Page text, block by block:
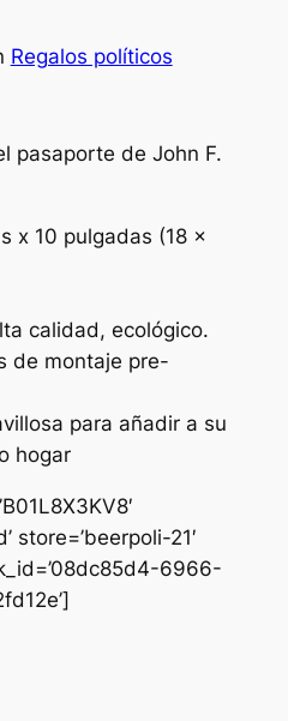
Regalos políticos
pasaporte de John F.
x 10 pulgadas (18 x
calidad, ecológico.
de montaje pre-
para añadir a su
hogar
store=’beerpoli-21′
6966-